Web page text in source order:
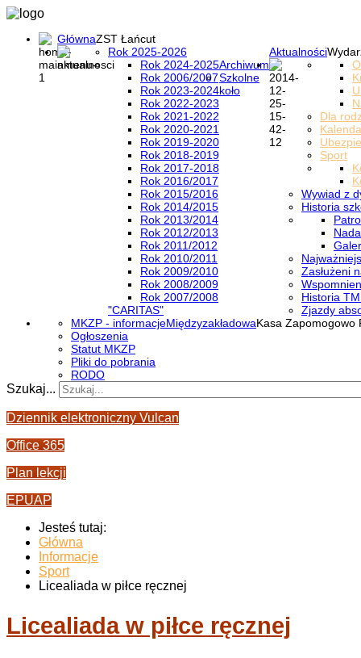
GłównaZST Łańcut
Aktualności
Rok 2025-2026
Archiwum
Rok 2024-2025
Rok 2006/2007
Rok 2023-2024
Rok 2022-2023
Rok 2021-2022
Rok 2020-2021
Rok 2019-2020
Rok 2018-2019
Rok 2017-2018
Rok 2016/2017
Rok 2015/2016
Rok 2014/2015
Rok 2013/2014
Rok 2012/2013
Rok 2011/2012
Rok 2010/2011
Rok 2009/2010
Rok 2008/2009
Rok 2007/2008
Szkolne
koło
"CARITAS"
Dla
Sport
Wywiad z
Historia
Zasłużeni
Historia
Zjazdy
MiędzyzakładowaKasa Zapomogowo
MKZP - informacje
Ogłoszenia
Statut MKZP
Pliki do pobrania
RODO
Szukaj...
Dziennik elektroniczny Vulcan
Office 365
Plan lekcji
EPUAP
Jesteś tutaj:
Główna
Informacje
Sport
Licealiada w piłce ręcznej
Licealiada w piłce ręcznej